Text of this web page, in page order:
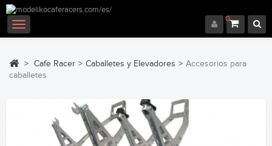
0
Navegación
Toggle
> Cafe Racer > Caballetes y Elevadores > Accesorios para
caballetes